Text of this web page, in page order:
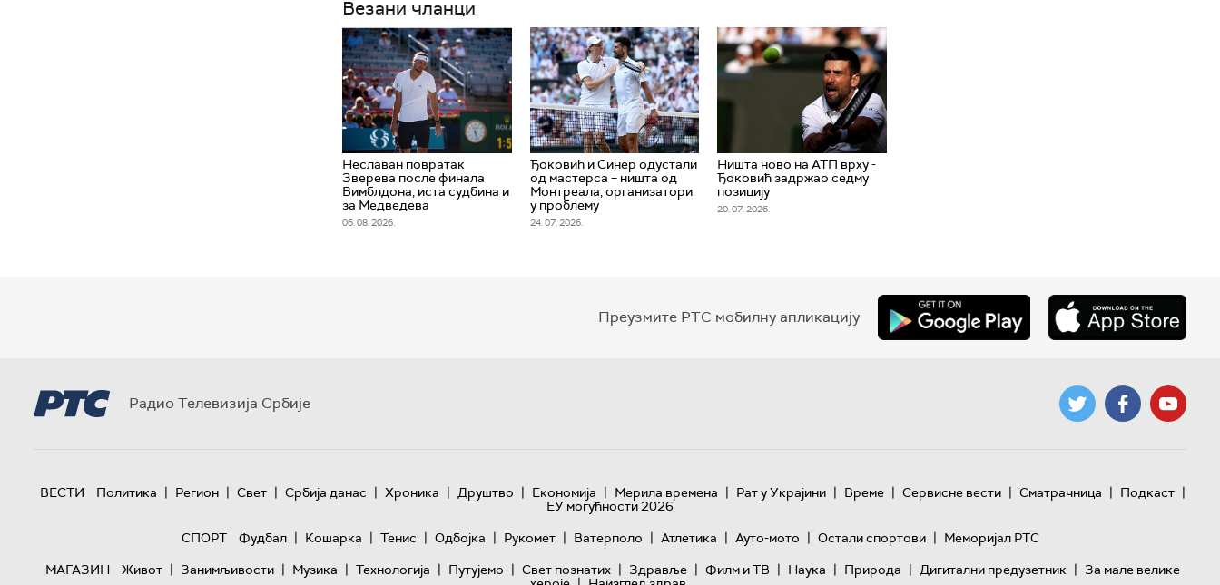
Везани чланци
Неславан повратак
Зверева после финала
Вимблдона, иста судбина и
за Медведева
06. 08. 2026.
Ђоковић и Синер одустали
од мастерса – ништа од
Монтреала, организатори
у проблему
24. 07. 2026.
Ништа ново на АТП врху -
Ђоковић задржао седму
позицију
20. 07. 2026.
Преузмите РТС мобилну апликацију
Радио Телевизија Србије
ВЕСТИ Политика | Регион | Свет | Србија данас | Хроника | Друштво | Економија | Мерила времена | Рат у Украјини | Време | Сервисне вести | Сматрачница | Подкаст |
ЕУ могућности 2026
СПОРТ
Фудбал | Кошарка | Тенис | Одбојка | Рукомет | Ватерполо | Атлетика | Ауто-мото | Остали спортови | Меморијал РТС
МАГАЗИН
Живот | Занимљивости | Музика | Технологијa | Путујемо | Свет познатих | Здравље | Филм и ТВ | Наука | Природа | Дигитални предузетник | За мале велике